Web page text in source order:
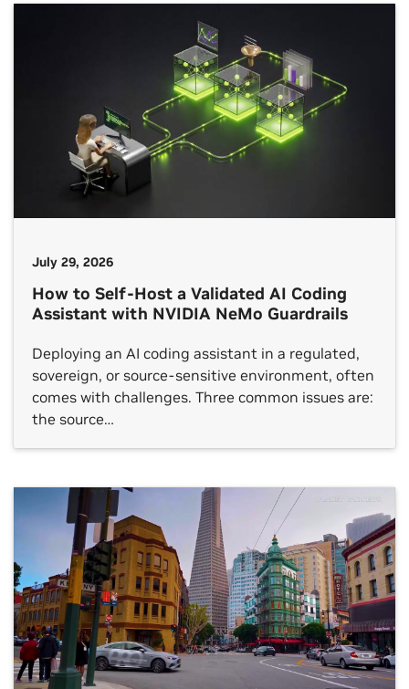
July 29, 2026
How to Self-Host a Validated AI Coding
Assistant with NVIDIA NeMo Guardrails
Deploying an AI coding assistant in a regulated,
sovereign, or source-sensitive environment, often
comes with challenges. Three common issues are:
the source…